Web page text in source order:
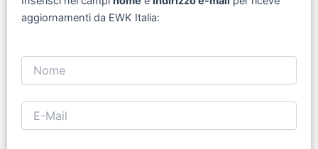
aggiornamenti da EWK Italia: